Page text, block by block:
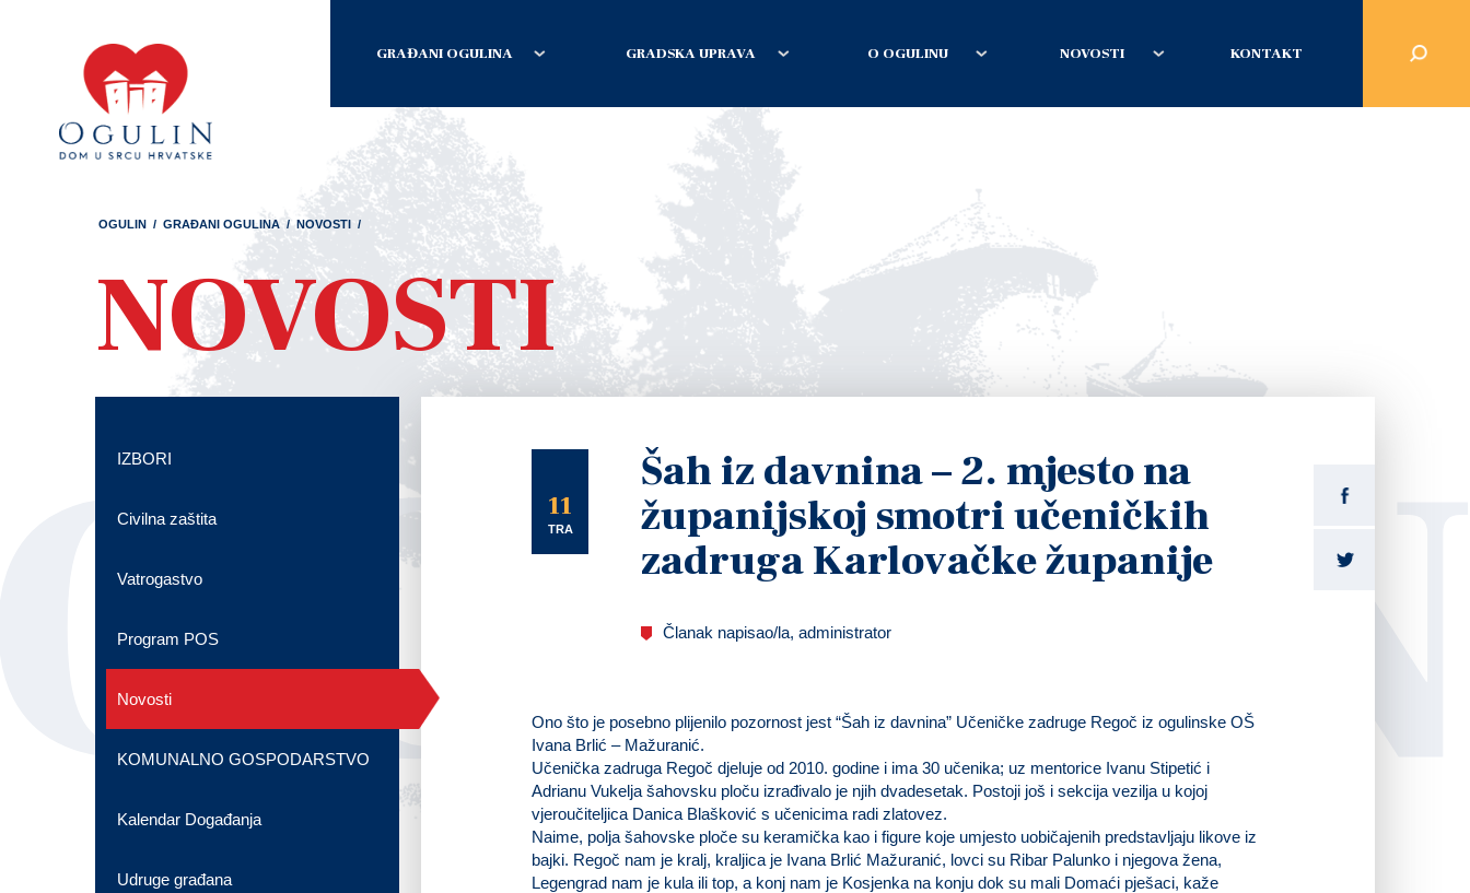
GRAĐANI OGULINA GRADSKA UPRAVA O OGULINU NOVOSTI KONTAKT
OGULIN / GRAĐANI OGULINA / NOVOSTI /
NOVOSTI
11
TRA
Šah iz davnina – 2. mjesto na
županijskoj smotri učeničkih
zadruga Karlovačke županije
Članak napisao/la, administrator
Ono što je posebno plijenilo pozornost jest “Šah iz davnina” Učeničke zadruge Regoč iz ogulinske OŠ
Ivana Brlić – Mažuranić.
Učenička zadruga Regoč djeluje od 2010. godine i ima 30 učenika; uz mentorice Ivanu Stipetić i
Adrianu Vukelja šahovsku ploču izrađivalo je njih dvadesetak. Postoji još i sekcija vezilja u kojoj
vjeroučiteljica Danica Blašković s učenicima radi zlatovez.
Naime, polja šahovske ploče su keramička kao i figure koje umjesto uobičajenih predstavljaju likove iz
bajki. Regoč nam je kralj, kraljica je Ivana Brlić Mažuranić, lovci su Ribar Palunko i njegova žena,
Legengrad nam je kula ili top, a konj nam je Kosjenka na konju dok su mali Domaći pješaci, kaže
IZBORI
Civilna zaštita
Vatrogastvo
Program POS
Novosti
KOMUNALNO GOSPODARSTVO
Kalendar Događanja
Udruge građana